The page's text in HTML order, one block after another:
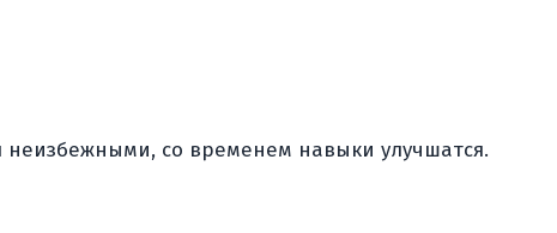
со временем навыки улучшатся.